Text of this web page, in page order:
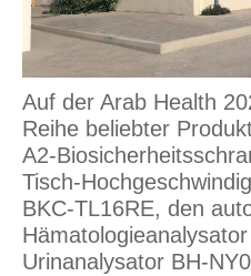
Auf der Arab Health
Reihe beliebter
A2-
Tisch-
BKC-TL16RE, den
Urinanalysator BH-